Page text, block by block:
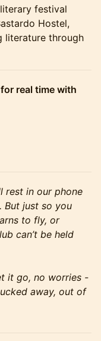
festival
Hostel,
literature through
real time with
rest in our phone
But just so you
to fly, or
can’t be held
it go, no worries -
away, out of